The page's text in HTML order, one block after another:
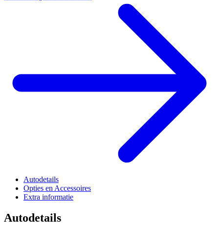
Autodetails
Opties en Accessoires
Extra informatie
Autodetails